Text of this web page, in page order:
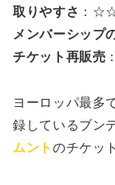
取りやすさ ：
メンバーシップ
チケット再販売
ヨーロッパ最多
録しているブン
ムント のチケッ